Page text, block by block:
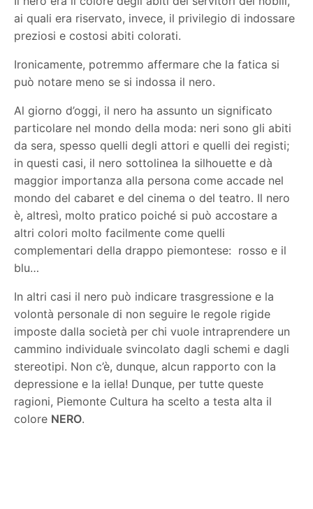
ai quali era riservato, invece, il privilegio di indossare
preziosi e costosi abiti colorati.
Ironicamente, potremmo affermare che la fatica si
può notare meno se si indossa il nero.
Al giorno d’oggi, il nero ha assunto un significato
particolare nel mondo della moda: neri sono gli abiti
da sera, spesso quelli degli attori e quelli dei registi;
in questi casi, il nero sottolinea la silhouette e dà
maggior importanza alla persona come accade nel
mondo del cabaret e del cinema o del teatro. Il nero
è, altresì, molto pratico poiché si può accostare a
altri colori molto facilmente come quelli
complementari della drappo piemontese: rosso e il
blu…
In altri casi il nero può indicare trasgressione e la
volontà personale di non seguire le regole rigide
imposte dalla società per chi vuole intraprendere un
cammino individuale svincolato dagli schemi e dagli
stereotipi. Non c’è, dunque, alcun rapporto con la
depressione e la iella! Dunque, per tutte queste
ragioni, Piemonte Cultura ha scelto a testa alta il
colore NERO.